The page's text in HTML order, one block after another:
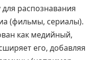
распознавания
(фильмы, сериалы).
как медийный,
его, добавляя